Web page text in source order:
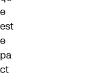
e
est
e
pa
ct